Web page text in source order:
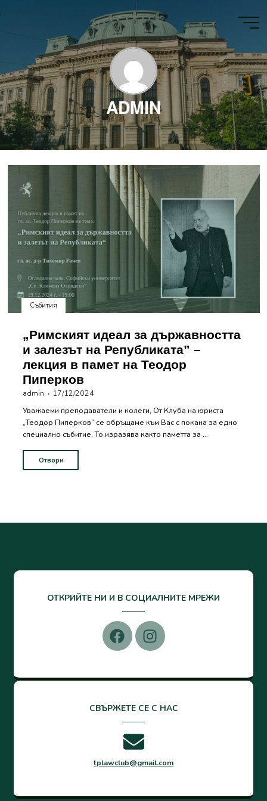
ADMIN
Събития
„Римският идеал за държавността
и залезът на Републиката” –
лекция в памет на Теодор
Пиперков
admin
17/12/2024
Уважаеми преподаватели и колеги, От Клуба на юриста
„Теодор Пиперков” се обръщаме към Вас с покана за едно
специално събитие. То изразява както паметта за …
Отвори
ОТКРИЙТЕ НИ И В СОЦИАЛНИТЕ МРЕЖИ
СВЪРЖЕТЕ СЕ С НАС
tplawclub@gmail.com